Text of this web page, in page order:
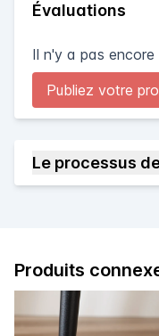
Évaluations
Il n'y a pas
Publiez votre
Le processus
Produits